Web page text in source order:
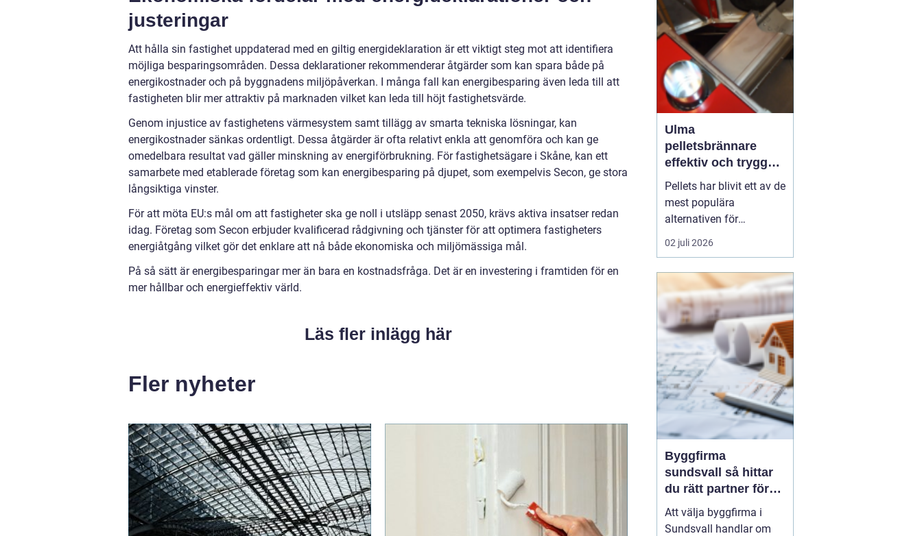
justeringar
Att hålla sin fastighet uppdaterad med en giltig energideklaration är ett viktigt steg mot att identifiera
möjliga besparingsområden. Dessa deklarationer rekommenderar åtgärder som kan spara både på
energikostnader och på byggnadens miljöpåverkan. I många fall kan energibesparing även leda till att
fastigheten blir mer attraktiv på marknaden vilket kan leda till höjt fastighetsvärde.
Genom injustice av fastighetens värmesystem samt tillägg av smarta tekniska lösningar, kan
energikostnader sänkas ordentligt. Dessa åtgärder är ofta relativt enkla att genomföra och kan ge
omedelbara resultat vad gäller minskning av energiförbrukning. För fastighetsägare i Skåne, kan ett
samarbete med etablerade företag som kan energibesparing på djupet, som exempelvis Secon, ge stora
långsiktiga vinster.
För att möta EU:s mål om att fastigheter ska ge noll i utsläpp senast 2050, krävs aktiva insatser redan
idag. Företag som Secon erbjuder kvalificerad rådgivning och tjänster för att optimera fastigheters
energiåtgång vilket gör det enklare att nå både ekonomiska och miljömässiga mål.
På så sätt är energibesparingar mer än bara en kostnadsfråga. Det är en investering i framtiden för en
mer hållbar och energieffektiv värld.
Läs fler inlägg här
Fler nyheter
olika målgrupper,
prisnivåer och
framtidsplaner. För den
som...
Ulma
pelletsbrännare
effektiv och trygg
värme med pellets
Pellets har blivit ett av de
mest populära
alternativen för
husägare som vill
kombinera låga
med ett mer hållbart val.
I centrum står själva
pelletsbrännaren, där
konstruktion och
styrning avgör hur
mycket energi som
faktiskt ha...
02 juli 2026
Byggfirma
sundsvall så hittar
du rätt partner för
ditt projekt
Att välja byggfirma i
Sundsvall handlar om